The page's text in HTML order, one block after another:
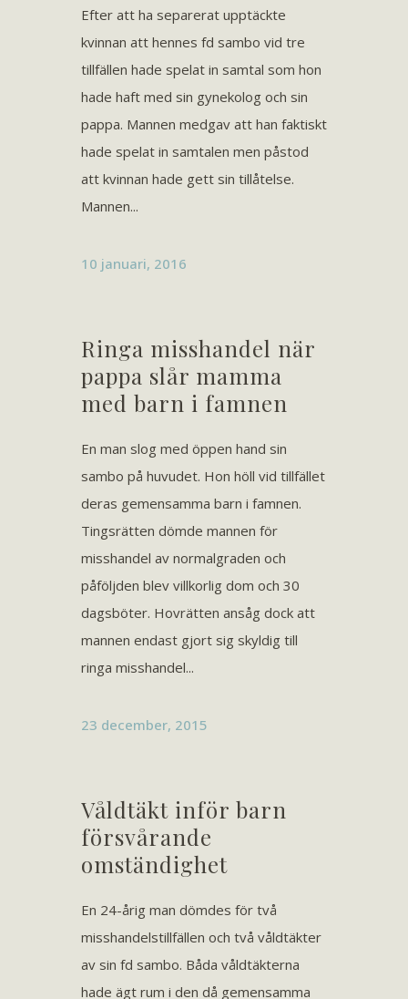
Efter att ha separerat upptäckte
kvinnan att hennes fd sambo vid tre
tillfällen hade spelat in samtal som hon
hade haft med sin gynekolog och sin
pappa. Mannen medgav att han faktiskt
hade spelat in samtalen men påstod
att kvinnan hade gett sin tillåtelse.
Mannen...
10 januari, 2016
Ringa misshandel när
pappa slår mamma
med barn i famnen
En man slog med öppen hand sin
sambo på huvudet. Hon höll vid tillfället
deras gemensamma barn i famnen.
Tingsrätten dömde mannen för
misshandel av normalgraden och
påföljden blev villkorlig dom och 30
dagsböter. Hovrätten ansåg dock att
mannen endast gjort sig skyldig till
ringa misshandel...
23 december, 2015
Våldtäkt inför barn
försvårande
omständighet
En 24-årig man dömdes för två
misshandelstillfällen och två våldtäkter
av sin fd sambo. Båda våldtäkterna
hade ägt rum i den då gemensamma